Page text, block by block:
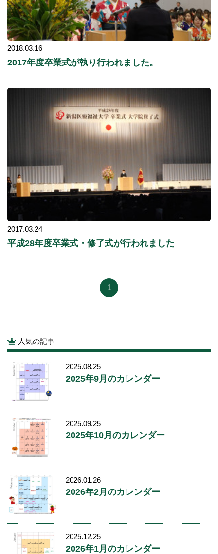
2018.03.16
2017年度卒業式が執り行われました。
2017.03.24
平成28年度卒業式・修了式が行われました
1
人気の記事
2025.08.25
2025年9月のカレンダー
2025.09.25
2025年10月のカレンダー
2026.01.26
2026年2月のカレンダー
2025.12.25
2026年1月のカレンダー